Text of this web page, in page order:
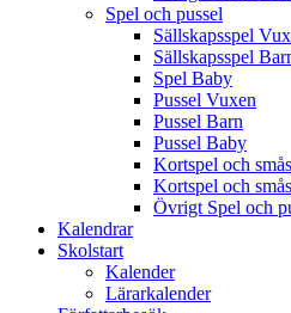
Spel och pussel
Sällskapsspel
Sällskapsspel
Spel Baby
Pussel Vuxen
Pussel Barn
Pussel Baby
Kortspel och
Kortspel och
Övrigt Spel och
Kalendrar
Skolstart
Kalender
Lärarkalender